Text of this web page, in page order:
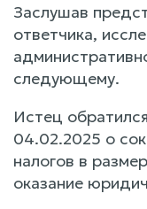
Заслушав
ответчика,
следующему.
Истец
04.02.2025 о
налогов в
оказание